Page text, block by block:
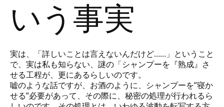
いう事実
実は、「詳しいことは言えないんだけど……」ということ
で、実は私も知らない、謎の「シャンプーを『熟成』さ
せる工程が、更にあるらしいのです。
嘘のような話ですが、お酒のように、シャンプーを”寝か
せる”必要があって、その際に、秘密の処理が行われるら